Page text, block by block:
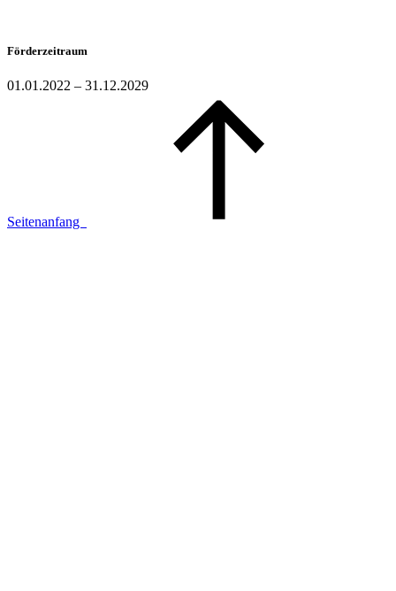
Förderzeitraum
01.01.2022 – 31.12.2029
Seitenanfang